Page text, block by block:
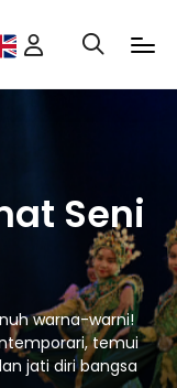
Seni
warna-warni!
temui
jati diri bangsa